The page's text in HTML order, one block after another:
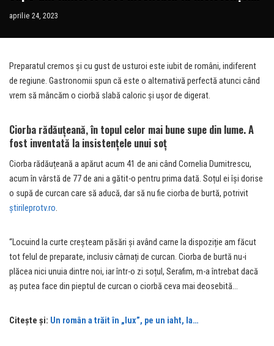
unui soț
aprilie 24, 2023
Preparatul cremos și cu gust de usturoi este iubit de români, indiferent
de regiune. Gastronomii spun că este o alternativă perfectă atunci când
vrem să mâncăm o ciorbă slabă caloric și ușor de digerat.
Ciorba rădăuțeană, în topul celor mai bune supe din lume. A
fost inventată la insistențele unui soț
Ciorba rădăuțeană a apărut acum 41 de ani când Cornelia Dumitrescu,
acum în vârstă de 77 de ani a gătit-o pentru prima dată. Soțul ei își dorise
o supă de curcan care să aducă, dar să nu fie ciorba de burtă, potrivit
știrileprotv.ro.
“Locuind la curte creșteam păsări și având carne la dispoziție am făcut
tot felul de preparate, inclusiv cârnați de curcan. Ciorba de burtă nu-i
plăcea nici unuia dintre noi, iar într-o zi soțul, Serafim, m-a întrebat dacă
aș putea face din pieptul de curcan o ciorbă ceva mai deosebită…
Citește și: Un român a trăit în „lux”, pe un iaht, la…